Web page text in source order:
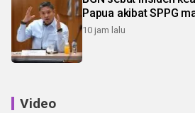
Papua akibat SPPG
10 jam lalu
Video